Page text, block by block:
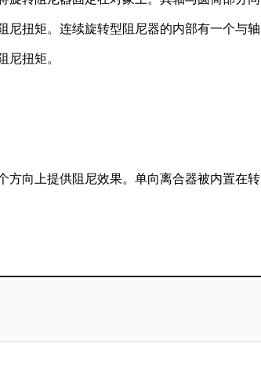
尼扭矩。连续旋转型阻尼器的内部有一个与轴
尼扭矩。
方向上提供阻尼效果。单向离合器被内置在转